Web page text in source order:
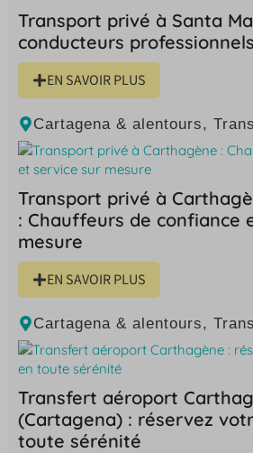
Transport privé à Santa
conducteurs
EN SAVOIR PLUS
Cartagena & alentours,
Transport privé à
: Chauffeurs de confiance
mesure
EN SAVOIR PLUS
Cartagena & alentours,
Transfert aéroport
(Cartagena) : réservez
toute sérénité